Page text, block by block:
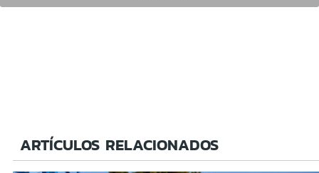
ARTÍCULOS RELACIONADOS